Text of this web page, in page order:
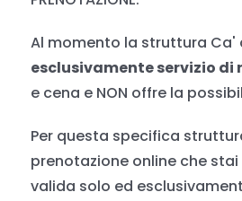
Al momento la struttura Ca'
esclusivamente servizio di
e cena e NON offre la
Per questa specifica
prenotazione online che
valida solo ed